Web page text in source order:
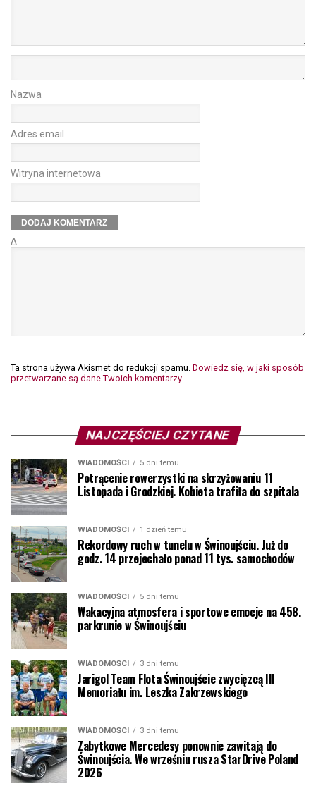
Nazwa
Adres email
Witryna internetowa
Δ
Ta strona używa Akismet do redukcji spamu. Dowiedz się, w jaki sposób
przetwarzane są dane Twoich komentarzy.
NAJCZĘŚCIEJ CZYTANE
WIADOMOŚCI 5 dni temu
Potrącenie rowerzystki na skrzyżowaniu 11
Listopada i Grodzkiej. Kobieta trafiła do szpitala
WIADOMOŚCI 1 dzień temu
Rekordowy ruch w tunelu w Świnoujściu. Już do
godz. 14 przejechało ponad 11 tys. samochodów
WIADOMOŚCI 5 dni temu
Wakacyjna atmosfera i sportowe emocje na 458.
parkrunie w Świnoujściu
WIADOMOŚCI 3 dni temu
Jarigol Team Flota Świnoujście zwycięzcą III
Memoriału im. Leszka Zakrzewskiego
WIADOMOŚCI 3 dni temu
Zabytkowe Mercedesy ponownie zawitają do
Świnoujścia. We wrześniu rusza StarDrive Poland
2026